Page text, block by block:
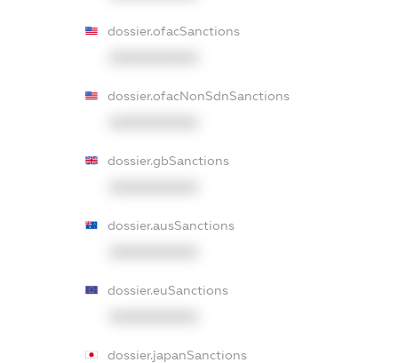
dossier.ofacSanctions
dossier.ofacNonSdnSanctions
dossier.gbSanctions
dossier.ausSanctions
dossier.euSanctions
dossier.japanSanctions